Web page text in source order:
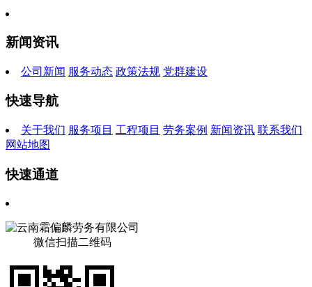
新闻资讯
公司新闻 服务动态 政策法规 党群建设
快速导航
关于我们 服务项目 工程项目 劳务案例 新闻资讯 联系我们
网站地图
快速通道
微信扫描二维码